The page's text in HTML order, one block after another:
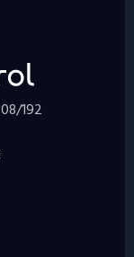
192